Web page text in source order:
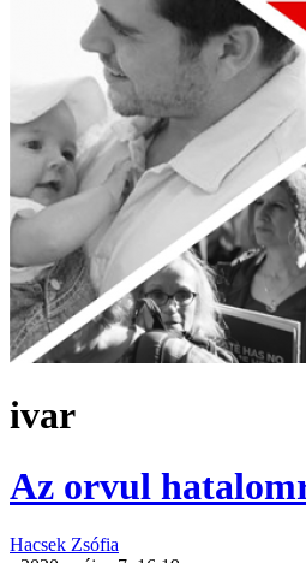
ivar
Az orvul
Hacsek Zsófia